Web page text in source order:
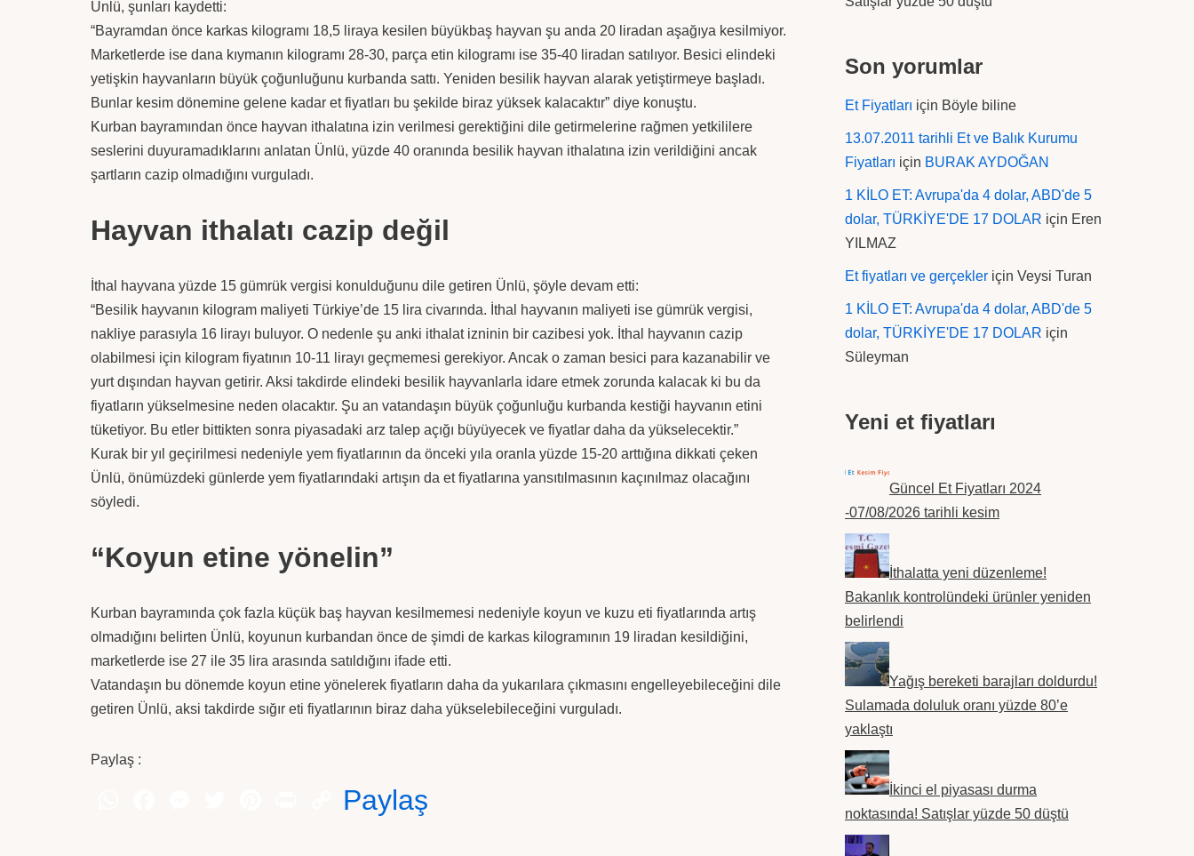
Ünlü, şunları kaydetti:
“Bayramdan önce karkas kilogramı 18,5 liraya kesilen büyükbaş hayvan şu anda 20 liradan aşağıya kesilmiyor.
Marketlerde ise dana kıymanın kilogramı 28-30, parça etin kilogramı ise 35-40 liradan satılıyor. Besici elindeki
yetişkin hayvanların büyük çoğunluğunu kurbanda sattı. Yeniden besilik hayvan alarak yetiştirmeye başladı.
Bunlar kesim dönemine gelene kadar et fiyatları bu şekilde biraz yüksek kalacaktır” diye konuştu.
Kurban bayramından önce hayvan ithalatına izin verilmesi gerektiğini dile getirmelerine rağmen yetkililere
seslerini duyuramadıklarını anlatan Ünlü, yüzde 40 oranında besilik hayvan ithalatına izin verildiğini ancak
şartların cazip olmadığını vurguladı.
Hayvan ithalatı cazip değil
İthal hayvana yüzde 15 gümrük vergisi konulduğunu dile getiren Ünlü, şöyle devam etti:
“Besilik hayvanın kilogram maliyeti Türkiye’de 15 lira civarında. İthal hayvanın maliyeti ise gümrük vergisi,
nakliye parasıyla 16 lirayı buluyor. O nedenle şu anki ithalat izninin bir cazibesi yok. İthal hayvanın cazip
olabilmesi için kilogram fiyatının 10-11 lirayı geçmemesi gerekiyor. Ancak o zaman besici para kazanabilir ve
yurt dışından hayvan getirir. Aksi takdirde elindeki besilik hayvanlarla idare etmek zorunda kalacak ki bu da
fiyatların yükselmesine neden olacaktır. Şu an vatandaşın büyük çoğunluğu kurbanda kestiği hayvanın etini
tüketiyor. Bu etler bittikten sonra piyasadaki arz talep açığı büyüyecek ve fiyatlar daha da yükselecektir.”
Kurak bir yıl geçirilmesi nedeniyle yem fiyatlarının da önceki yıla oranla yüzde 15-20 arttığına dikkati çeken
Ünlü, önümüzdeki günlerde yem fiyatlarındaki artışın da et fiyatlarına yansıtılmasının kaçınılmaz olacağını
söyledi.
“Koyun etine yönelin”
Kurban bayramında çok fazla küçük baş hayvan kesilmemesi nedeniyle koyun ve kuzu eti fiyatlarında artış
olmadığını belirten Ünlü, koyunun kurbandan önce de şimdi de karkas kilogramının 19 liradan kesildiğini,
marketlerde ise 27 ile 35 lira arasında satıldığını ifade etti.
Vatandaşın bu dönemde koyun etine yönelerek fiyatların daha da yukarılara çıkmasını engelleyebileceğini dile
getiren Ünlü, aksi takdirde sığır eti fiyatlarının biraz daha yükselebileceğini vurguladı.
Paylaş :
Paylaş
Son yorumlar
Et Fiyatları için Böyle biline
13.07.2011 tarihli Et ve Balık Kurumu
Fiyatları için BURAK AYDOĞAN
1 KİLO ET: Avrupa'da 4 dolar, ABD'de 5
dolar, TÜRKİYE'DE 17 DOLAR için Eren
YILMAZ
Et fiyatları ve gerçekler için Veysi Turan
1 KİLO ET: Avrupa'da 4 dolar, ABD'de 5
dolar, TÜRKİYE'DE 17 DOLAR için
Süleyman
Yeni et fiyatları
Güncel Et Fiyatları 2024
-07/08/2026 tarihli kesim
İthalatta yeni düzenleme!
Bakanlık kontrolündeki ürünler yeniden
belirlendi
Yağış bereketi barajları doldurdu!
Sulamada doluluk oranı yüzde 80’e
yaklaştı
İkinci el piyasası durma
noktasında! Satışlar yüzde 50 düştü